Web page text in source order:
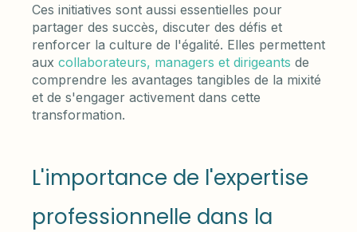
Ces initiatives sont aussi essentielles pour
partager des succès, discuter des défis et
renforcer la culture de l'égalité. Elles permettent
aux collaborateurs, managers et dirigeants de
comprendre les avantages tangibles de la mixité
et de s'engager activement dans cette
transformation.
L'importance de l'expertise
professionnelle dans la